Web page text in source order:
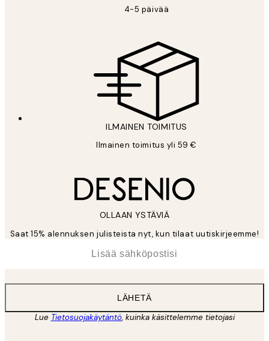
4-5 päivää
ILMAINEN TOIMITUS
Ilmainen toimitus yli 59 €
OLLAAN YSTÄVIÄ
Saat 15% alennuksen julisteista nyt, kun tilaat uutiskirjeemme!
LÄHETÄ
Lue Tietosuojakäytäntö, kuinka käsittelemme tietojasi